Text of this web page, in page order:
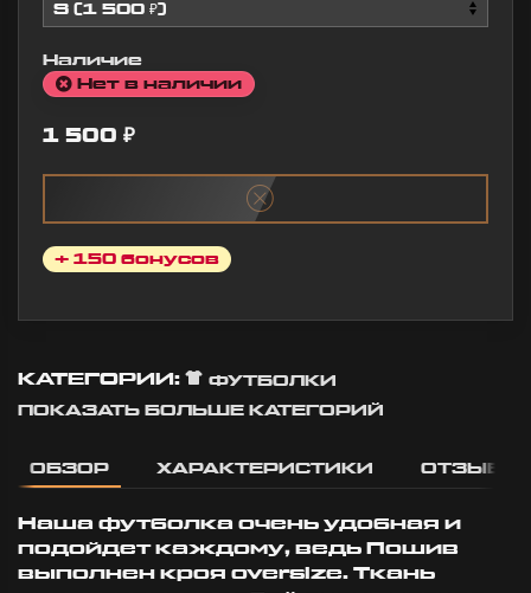
10:57
Наличие
Нет в наличии
1 500 ₽
+ 150 бонусов
КАТЕГОРИИ: ФУТБОЛКИ
ПОКАЗАТЬ БОЛЬШЕ КАТЕГОРИЙ
ОБЗОР ХАРАКТЕРИСТИКИ ОТЗЫВЫ
Наша футболка очень удобная и
подойдет каждому, ведь Пошив
выполнен кроя oversize. Ткань